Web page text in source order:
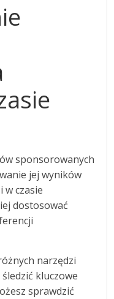
sponsorowanych
jej wyników
w czasie
dostosować
narzędzi
kluczowe
sprawdzić